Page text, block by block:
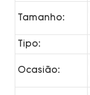
Tamanho:
Tipo:
Ocasião: